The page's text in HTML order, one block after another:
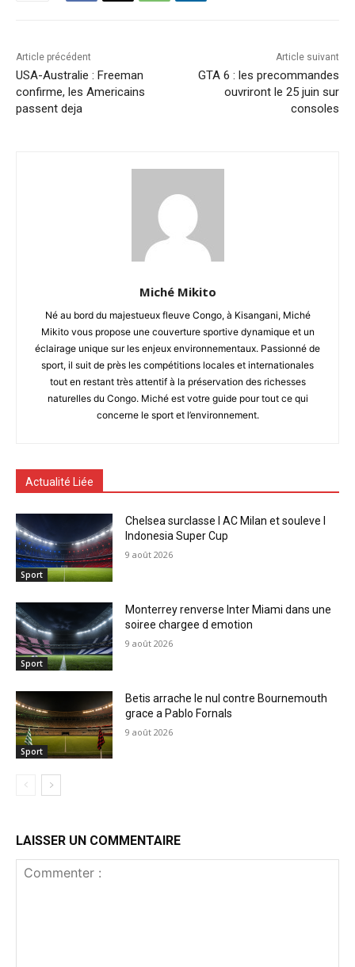
Article précédent
USA-Australie : Freeman
confirme, les Americains
passent deja
Article suivant
GTA 6 : les precommandes
ouvriront le 25 juin sur
consoles
Miché Mikito
Né au bord du majestueux fleuve Congo, à Kisangani, Miché
Mikito vous propose une couverture sportive dynamique et un
éclairage unique sur les enjeux environnementaux. Passionné de
sport, il suit de près les compétitions locales et internationales
tout en restant très attentif à la préservation des richesses
naturelles du Congo. Miché est votre guide pour tout ce qui
concerne le sport et l’environnement.
Actualité Liée
Sport
Chelsea surclasse l AC Milan et souleve l
Indonesia Super Cup
9 août 2026
Sport
Monterrey renverse Inter Miami dans une
soiree chargee d emotion
9 août 2026
Sport
Betis arrache le nul contre Bournemouth
grace a Pablo Fornals
9 août 2026
LAISSER UN COMMENTAIRE